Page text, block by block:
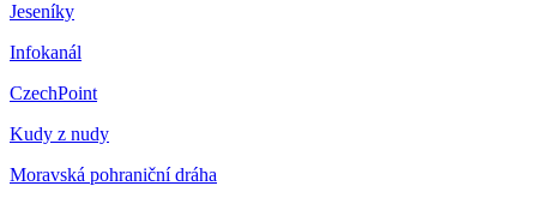
Jeseníky
Infokanál
CzechPoint
Kudy z nudy
Moravská pohraniční dráha